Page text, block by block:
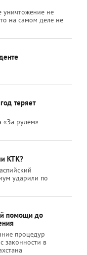
уничтожение не
на самом деле не
теряет
«За рулём»
КТК?
ударили по
помощи до
процедур
законности в